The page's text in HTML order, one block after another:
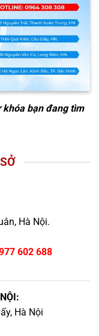
bạn đang tìm
Hà Nội.
602 688
Hà Nội